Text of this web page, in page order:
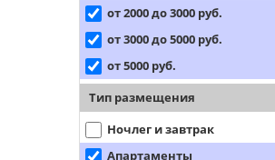
от 2000 до 3000 руб.
от 3000 до 5000 руб.
от 5000 руб.
Тип размещения
Ночлег и завтрак
Апартаменты